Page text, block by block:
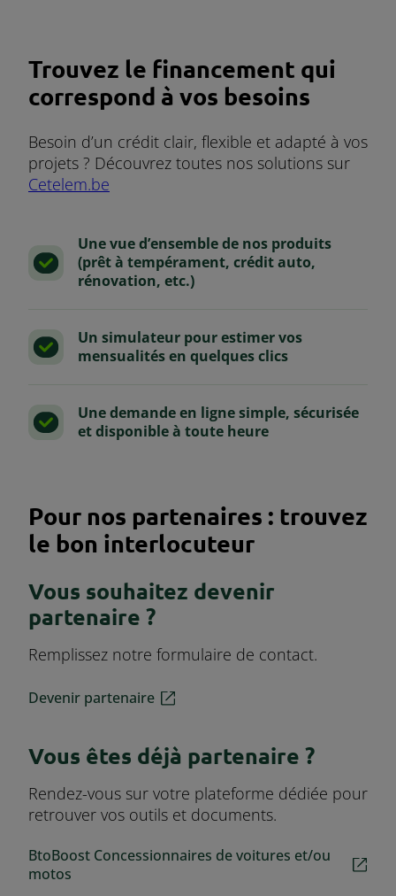
Trouvez le financement qui
correspond à vos besoins
Besoin d’un crédit clair, flexible et adapté à vos
projets ? Découvrez toutes nos solutions sur
Cetelem.be
Une vue d’ensemble de nos produits
(prêt à tempérament, crédit auto,
rénovation, etc.)
Un simulateur pour estimer vos
mensualités en quelques clics
Une demande en ligne simple, sécurisée
et disponible à toute heure
Pour nos partenaires : trouvez
le bon interlocuteur
Vous souhaitez devenir
partenaire ?
Remplissez notre formulaire de contact.
Devenir partenaire
Vous êtes déjà partenaire ?
Rendez-vous sur votre plateforme dédiée pour
retrouver vos outils et documents.
BtoBoost Concessionnaires de voitures et/ou
motos